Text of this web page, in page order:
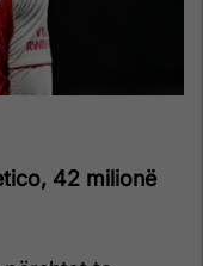
42 milionë